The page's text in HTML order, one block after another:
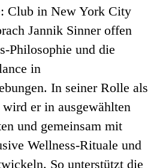
Club in New York City
Jannik Sinner offen
Philosophie und die
in
In seiner Rolle als
er in ausgewählten
und gemeinsam mit
Wellness-Rituale und
So unterstützt die